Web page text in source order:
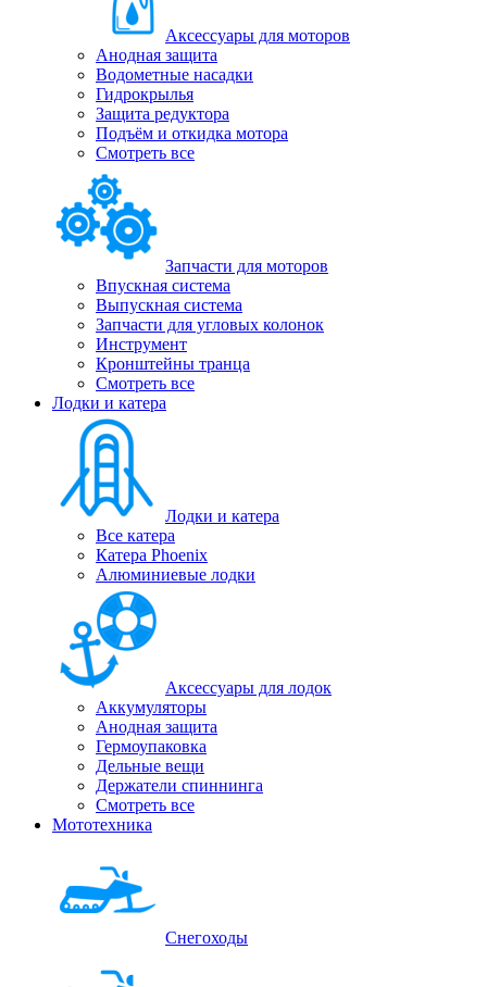
Аксессуары для моторов
Анодная защита
Водометные насадки
Гидрокрылья
Защита редуктора
Подъём и откидка мотора
Смотреть все
Запчасти для моторов
Впускная система
Выпускная система
Запчасти для угловых колонок
Инструмент
Кронштейны транца
Смотреть все
Лодки и катера
Лодки и катера
Все катера
Катера Phoenix
Алюминиевые лодки
Аксессуары для лодок
Аккумуляторы
Анодная защита
Гермоупаковка
Дельные вещи
Держатели спиннинга
Смотреть все
Мототехника
Снегоходы